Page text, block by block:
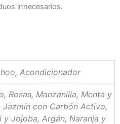
innecesarios.
Acondicionador
Rosas, Manzanilla, Menta y
Jazmín con Carbón Activo,
y Jojoba, Argán, Naranja y